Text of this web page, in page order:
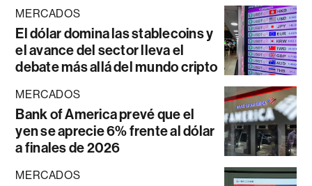
MERCADOS
El dólar domina las stablecoins y
el avance del sector lleva el
debate más allá del mundo cripto
MERCADOS
Bank of America prevé que el
yen se aprecie 6% frente al dólar
a finales de 2026
MERCADOS